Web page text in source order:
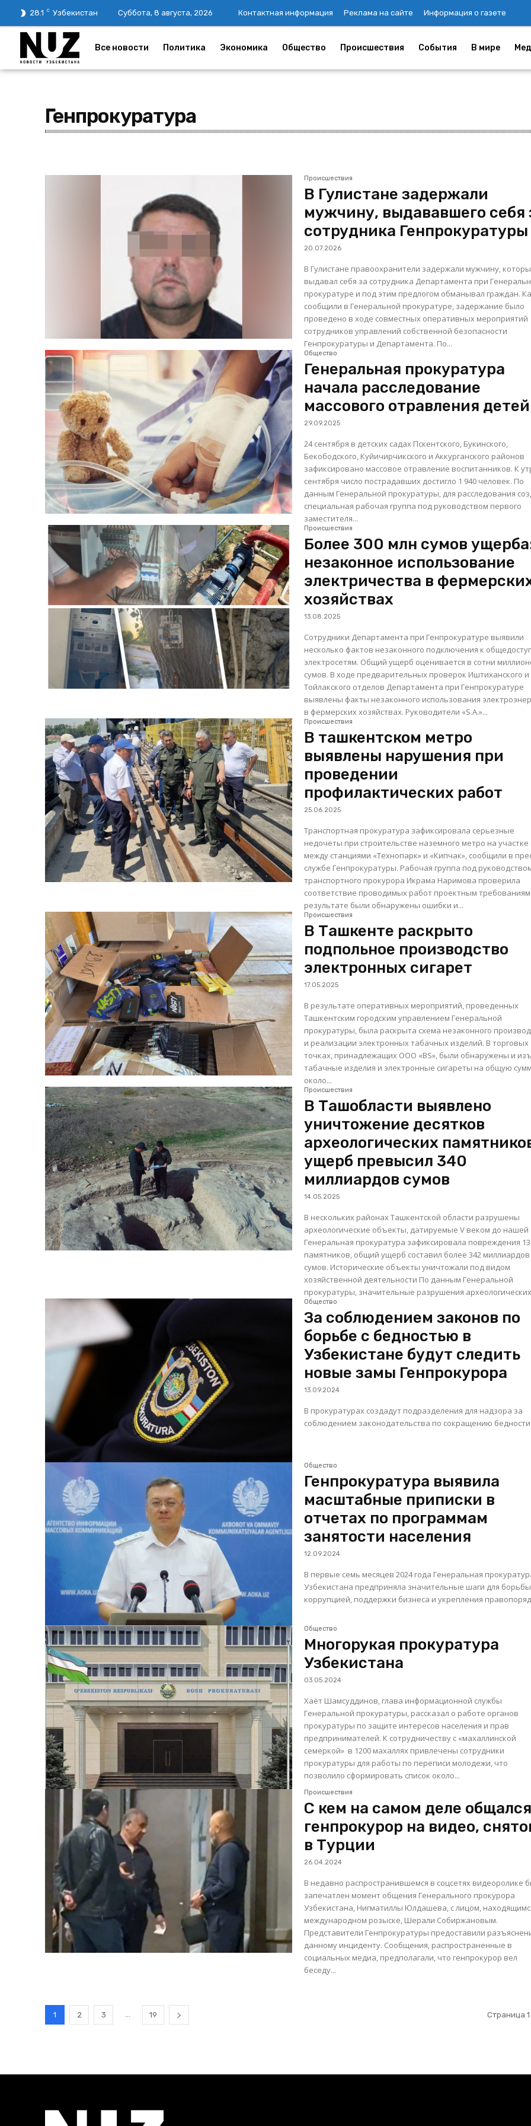
28.1 C Узбекистан Суббота, 8 августа, 2026 Контактная информация Реклама на сайте Информация о газете
Все новости Политика Экономика Общество Происшествия События В мире
Генпрокуратура
Происшествия
В Гулистане задержали
мужчину, выдававшего себя
сотрудника Генпрокуратуры
20.07.2026
В Гулистане правоохранители задержали мужчину,
выдавал себя за сотрудника Департамента при
прокуратуре и под этим предлогом обманывал граждан. Как
сообщили в Генеральной прокуратуре, задержание было
проведено в ходе совместных оперативных мероприятий
сотрудников управлений собственной безопасности
Генпрокуратуры и Департамента. По...
Общество
Генеральная прокуратура
начала расследование
массового отравления детей
29.09.2025
24 сентября в детских садах Пскентского, Букинского,
Бекободского, Куйичирчикского и Аккурганского районов
зафиксировано массовое отравление воспитанников. К
сентября число пострадавших достигло 1 940 человек. По
данным Генеральной прокуратуры, для расследования
специальная рабочая группа под руководством первого
заместителя...
Происшествия
Более 300 млн сумов
незаконное использование
электричества в
хозяйствах
13.08.2025
Сотрудники Департамента при Генпрокуратуре выявили
несколько фактов незаконного подключения к
электросетям. Общий ущерб оценивается в сотни
сумов. В ходе предварительных проверок Иштиханского и
Тойлакского отделов Департамента при Генпрокуратуре
выявлены факты незаконного использования
в фермерских хозяйствах. Руководители «S.A.»...
Происшествия
В ташкентском метро
выявлены нарушения при
проведении
профилактических работ
25.06.2025
Транспортная прокуратура зафиксировала серьезные
недочеты при строительстве наземного метро на участке
между станциями «Технопарк» и «Кипчак», сообщили в
службе Генпрокуратуры. Рабочая группа под руководством
транспортного прокурора Икрама Наримова проверила
соответствие проводимых работ проектным
результате были обнаружены ошибки и...
Происшествия
В Ташкенте раскрыто
подпольное производство
электронных сигарет
17.05.2025
В результате оперативных мероприятий, проведенных
Ташкентским городским управлением Генеральной
прокуратуры, была раскрыта схема незаконного
и реализации электронных табачных изделий. В торговых
точках, принадлежащих ООО «BS», были обнаружены и
табачные изделия и электронные сигареты на общую
около...
Происшествия
В Ташобласти выявлено
уничтожение десятков
археологических
ущерб превысил 340
миллиардов сумов
14.05.2025
В нескольких районах Ташкентской области разрушены
археологические объекты, датируемые V веком до нашей
Генеральная прокуратура зафиксировала повреждения 13
памятников, общий ущерб составил более 342 миллиардов
сумов. Исторические объекты уничтожали под видом
хозяйственной деятельности По данным Генеральной
прокуратуры, значительные разрушения
Общество
За соблюдением законов по
борьбе с бедностью в
Узбекистане будут следить
новые замы Генпрокурора
13.09.2024
В прокуратурах создадут подразделения для надзора за
соблюдением законодательства по сокращению бедности.
Общество
Генпрокуратура выявила
масштабные приписки в
отчетах по программам
занятости населения
12.09.2024
В первые семь месяцев 2024 года Генеральная
Узбекистана предприняла значительные шаги для
коррупцией, поддержки бизнеса и укрепления
Общество
Многорукая прокуратура
Узбекистана
03.05.2024
Хаёт Шамсуддинов, глава информационной службы
Генеральной прокуратуры, рассказал о работе органов
прокуратуры по защите интересов населения и прав
предпринимателей. К сотрудничеству с «махаллинской
семеркой» в 1200 махаллях привлечены сотрудники
прокуратуры для работы по переписи молодежи, что
позволило сформировать список около...
Происшествия
С кем на самом деле общался
генпрокурор на видео,
в Турции
26.04.2024
В недавно распространившемся в соцсетях видеоролике
запечатлен момент общения Генерального прокурора
Узбекистана, Нигматиллы Юлдашева, с лицом,
международном розыске, Шерали Собиржановым.
Представители Генпрокуратуры предоставили
данному инциденту. Сообщения, распространенные в
социальных медиа, предполагали, что генпрокурор вел
беседу...
1 2 3 ... 19 Страница 1